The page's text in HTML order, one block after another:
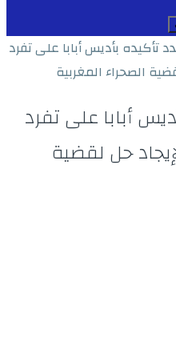
تأكيده بأديس أبابا على تفرد
الصحراء المغربية
أبابا على تفرد
حل لقضية